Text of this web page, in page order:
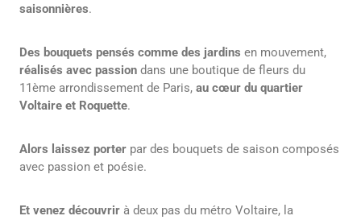
saisonnières.
Des bouquets pensés comme des jardins en mouvement,
réalisés avec passion dans une boutique de fleurs du
11ème arrondissement de Paris, au cœur du quartier
Voltaire et Roquette.
Alors laissez porter par des bouquets de saison composés
avec passion et poésie.
Et venez découvrir à deux pas du métro Voltaire, la